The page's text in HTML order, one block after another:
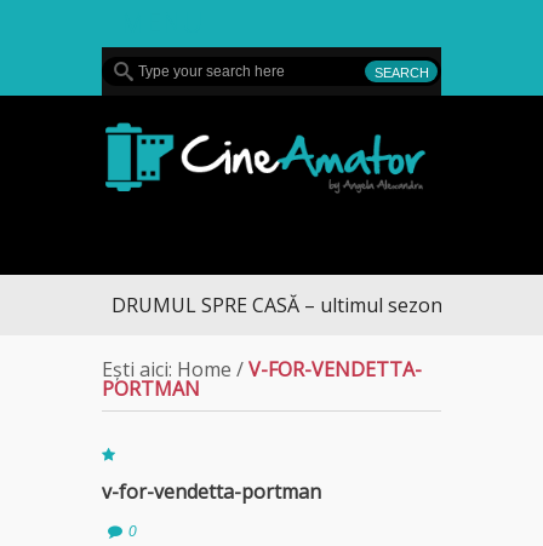
DRUMUL SPRE CASĂ – ultimul sezon te aduce la
Ești aici: Home /V-FOR-VENDETTA-
PORTMAN
v-for-vendetta-portman
0